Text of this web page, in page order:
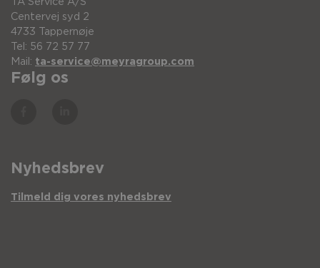
TA Service A/S
Centervej syd 2
4733 Tappernøje
Tel: 56 72 57 77
Mail: ta-service@meyragroup.com
Følg os
Nyhedsbrev
Tilmeld dig vores nyhedsbrev